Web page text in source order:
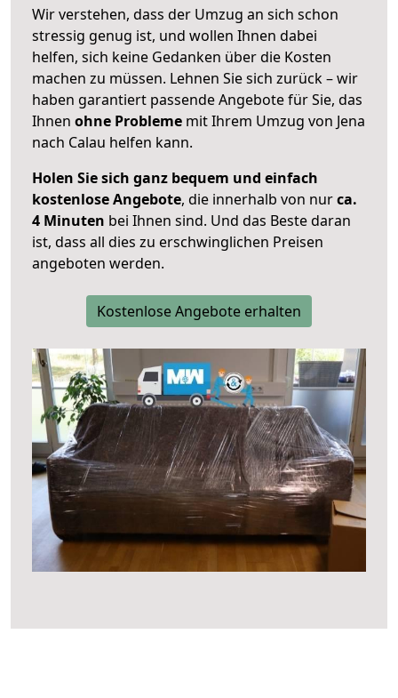
Wir verstehen, dass der Umzug an sich schon
stressig genug ist, und wollen Ihnen dabei
helfen, sich keine Gedanken über die Kosten
machen zu müssen. Lehnen Sie sich zurück – wir
haben garantiert passende Angebote für Sie, das
Ihnen ohne Probleme mit Ihrem Umzug von Jena
nach Calau helfen kann.
Holen Sie sich ganz bequem und einfach
kostenlose Angebote, die innerhalb von nurca.
4 Minuten bei Ihnen sind. Und das Beste daran
ist, dass all dies zu erschwinglichen Preisen
angeboten werden.
Kostenlose Angebote erhalten